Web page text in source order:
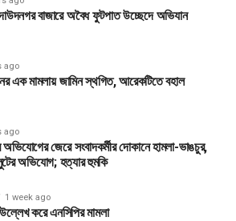
বাজারে অবৈধ ফুটপাত উচ্ছেদে অভিযান
ago
এক মামলায় জামিন স্থগিত, আরেকটিতে বহাল
ago
অভিযোগের জেরে সংবাদকর্মীর দোকানে হামলা-ভাঙচুর,
অভিযোগ; হত্যার হুমকি
1 week ago
করে এনসিপির মামলা